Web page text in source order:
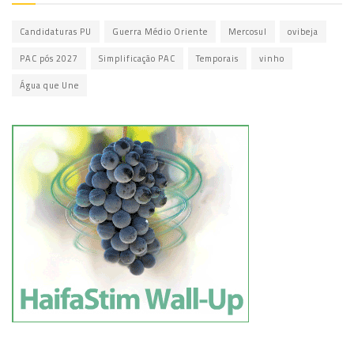
Candidaturas PU Guerra Médio Oriente Mercosul ovibeja
PAC pós 2027 Simplificação PAC Temporais vinho
Água que Une